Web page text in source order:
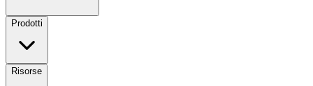
Prodotti
Risorse